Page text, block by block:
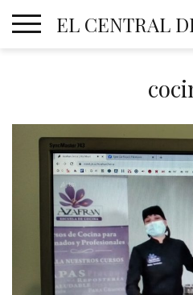
EL CENTRAL